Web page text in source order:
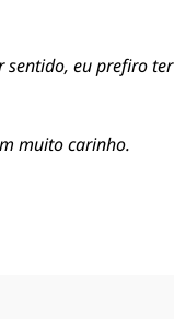
sentido, eu prefiro ter
muito carinho.